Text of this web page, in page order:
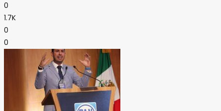
0
1.7K
0
0